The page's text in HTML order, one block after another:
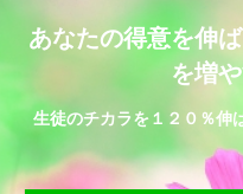
あなたの得意を伸
を増
生徒のチカラを１２０％伸